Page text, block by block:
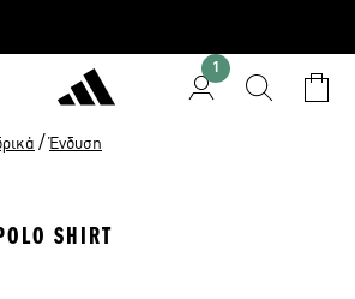
1
/ Ένδυση
SHIRT